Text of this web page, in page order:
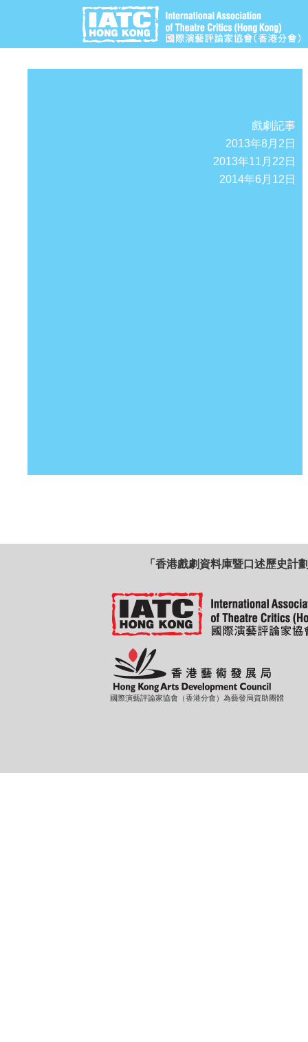
戲劇記事
2013年8月2日
2013年11月22日
2014年6月12日
「香港戲劇資料庫暨口述歷史計
國際演藝評論家協會（香港分會）為藝發局資助團體